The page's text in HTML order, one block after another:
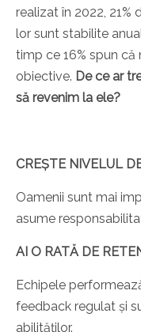
realizat în 2022, 21%
lor sunt stabilite
timp ce 16% spun
obiective. De ce ar
să revenim la ele?
CREȘTE NIVELUL
Oamenii sunt mai
asume
AI O RATĂ DE
Echipele
feedback regulat și
abilităților.